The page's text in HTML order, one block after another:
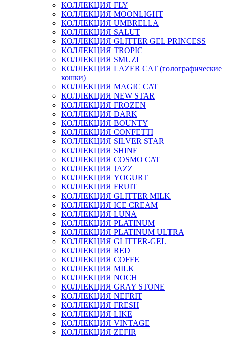
КОЛЛЕКЦИЯ FLY
КОЛЛЕКЦИЯ MOONLIGHT
КОЛЛЕКЦИЯ UMBRELLA
КОЛЛЕКЦИЯ SALUT
КОЛЛЕКЦИЯ GLITTER GEL PRINCESS
КОЛЛЕКЦИЯ TROPIC
КОЛЛЕКЦИЯ SMUZI
КОЛЛЕКЦИЯ LAZER CAT (голографические
кошки)
КОЛЛЕКЦИЯ MAGIC CAT
КОЛЛЕКЦИЯ NEW STAR
КОЛЛЕКЦИЯ FROZEN
КОЛЛЕКЦИЯ DARK
КОЛЛЕКЦИЯ BOUNTY
КОЛЛЕКЦИЯ CONFETTI
КОЛЛЕКЦИЯ SILVER STAR
КОЛЛЕКЦИЯ SHINE
КОЛЛЕКЦИЯ COSMO CAT
КОЛЛЕКЦИЯ JAZZ
КОЛЛЕКЦИЯ YOGURT
КОЛЛЕКЦИЯ FRUIT
КОЛЛЕКЦИЯ GLITTER MILK
КОЛЛЕКЦИЯ ICE CREAM
КОЛЛЕКЦИЯ LUNA
КОЛЛЕКЦИЯ PLATINUM
КОЛЛЕКЦИЯ PLATINUM ULTRA
КОЛЛЕКЦИЯ GLITTER-GEL
КОЛЛЕКЦИЯ RED
КОЛЛЕКЦИЯ COFFE
КОЛЛЕКЦИЯ MILK
КОЛЛЕКЦИЯ NOCH
КОЛЛЕКЦИЯ GRAY STONE
КОЛЛЕКЦИЯ NEFRIT
КОЛЛЕКЦИЯ FRESH
КОЛЛЕКЦИЯ LIKE
КОЛЛЕКЦИЯ VINTAGE
КОЛЛЕКЦИЯ ZEFIR